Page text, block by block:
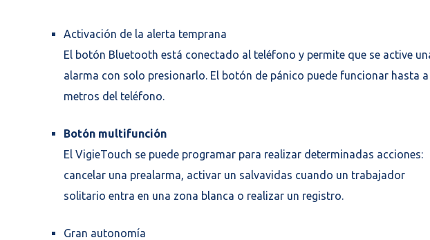
Activación de la alerta temprana
El botón Bluetooth está conectado al teléfono y permite que se active
alarma con solo presionarlo. El botón de pánico puede funcionar hasta
metros del teléfono.
Botón multifunción
El VigieTouch se puede programar para realizar determinadas acciones:
cancelar una prealarma, activar un salvavidas cuando un trabajador
solitario entra en una zona blanca o realizar un registro.
Gran autonomía